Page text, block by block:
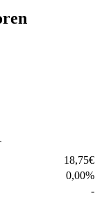
18,75€
0,00%
-